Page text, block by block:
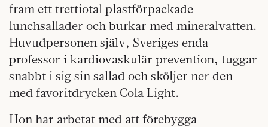
fram ett trettiotal plastförpackade
lunchsallader och burkar med mineralvatten.
Huvudpersonen själv, Sveriges enda
professor i kardiovaskulär prevention, tuggar
snabbt i sig sin sallad och sköljer ner den
med favoritdrycken Cola Light.
Hon har arbetat med att förebygga